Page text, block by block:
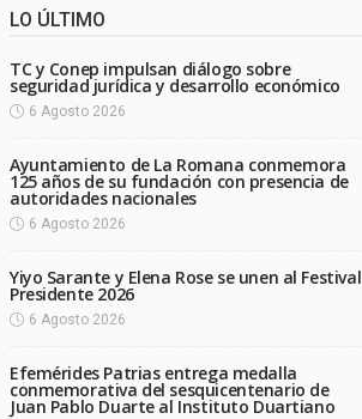
LO ÚLTIMO
TC y Conep impulsan diálogo sobre
seguridad jurídica y desarrollo económico
6 Agosto 2026
Ayuntamiento de La Romana conmemora
125 años de su fundación con presencia de
autoridades nacionales
6 Agosto 2026
Yiyo Sarante y Elena Rose se unen al Festival
Presidente 2026
6 Agosto 2026
Efemérides Patrias entrega medalla
conmemorativa del sesquicentenario de
Juan Pablo Duarte al Instituto Duartiano